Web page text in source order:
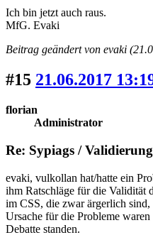
Ich bin jetzt auch raus.
MfG. Evaki
Beitrag geändert von evaki
#15 21.06.2017
florian
Administrator
Re: Sypiags /
evaki, vulkollan hat/hatte ein
ihm Ratschläge für die Validität
im CSS, die zwar ärgerlich
Ursache für die Probleme
Debatte standen.